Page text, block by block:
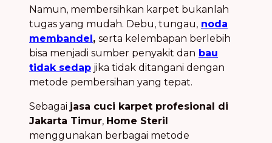
Namun, membersihkan karpet bukanlah
tugas yang mudah. Debu, tungau, noda
membandel, serta kelembapan berlebih
bisa menjadi sumber penyakit dan bau
tidak sedap jika tidak ditangani dengan
metode pembersihan yang tepat.
Sebagai jasa cuci karpet profesional di
Jakarta Timur, Home Steril
menggunakan berbagai metode